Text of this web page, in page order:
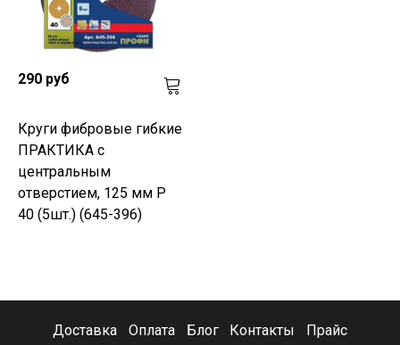
290 руб
Круги фибровые гибкие
ПРАКТИКА с
центральным
отверстием, 125 мм P
40 (5шт.) (645-396)
Доставка Оплата Блог Контакты Прайс